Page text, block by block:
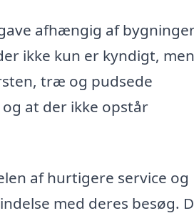
afhængig af
ikke kun er kyndigt, men
træ og pudsede
at der ikke opstår
af hurtigere service og
med deres besøg.